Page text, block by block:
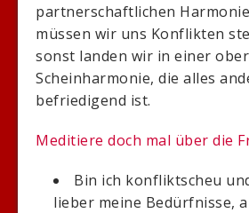
partnerschaftlichen
müssen wir uns Konflikten
sonst landen wir in einer
Scheinharmonie, die alles
befriedigend ist.
Meditiere doch mal über die
Bin ich konfliktscheu
lieber meine Bedürfnisse,